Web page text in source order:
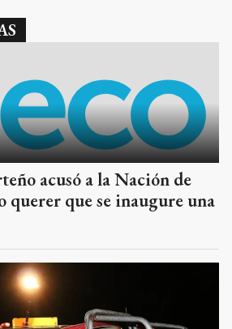
acusó a la Nación de
querer que se inaugure una